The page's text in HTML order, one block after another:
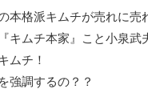
本格派キムチが売れに売
キムチ本家』こと小泉武
ムチ！
強調するの？？